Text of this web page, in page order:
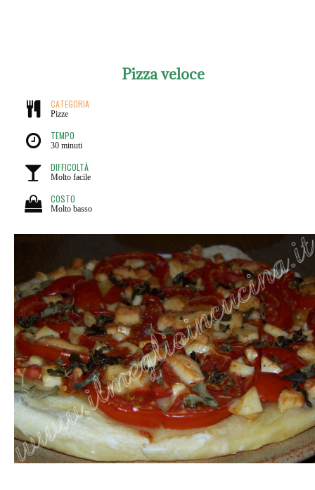
Pizza veloce
CATEGORIA
Pizze
TEMPO
30 minuti
DIFFICOLTÀ
Molto facile
COSTO
Molto basso